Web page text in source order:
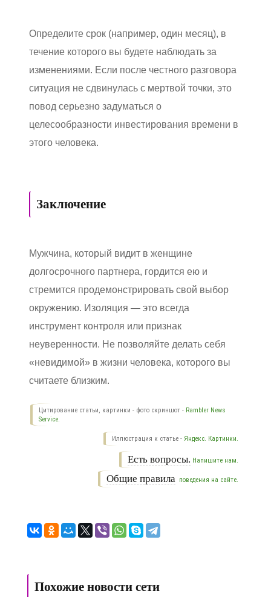
Определите срок (например, один месяц), в
течение которого вы будете наблюдать за
изменениями. Если после честного разговора
ситуация не сдвинулась с мертвой точки, это
повод серьезно задуматься о
целесообразности инвестирования времени в
этого человека.
Заключение
Мужчина, который видит в женщине
долгосрочного партнера, гордится ею и
стремится продемонстрировать свой выбор
окружению. Изоляция — это всегда
инструмент контроля или признак
неуверенности. Не позволяйте делать себя
«невидимой» в жизни человека, которого вы
считаете близким.
Цитирование статьи, картинки - фото скриншот - Rambler News
Service.
Иллюстрация к статье - Яндекс. Картинки.
Есть вопросы. Напишите нам.
Общие правила поведения на сайте.
Похожие новости сети